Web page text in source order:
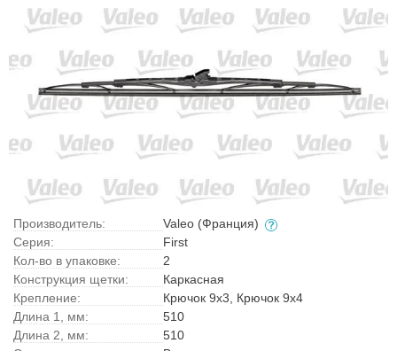
Производитель:
Valeo (Франция)
Серия:
First
Кол-во в упаковке:
2
Конструкция щетки:
Каркасная
Крепление:
Крючок 9x3, Крючок 9x4
Длина 1, мм:
510
Длина 2, мм:
510